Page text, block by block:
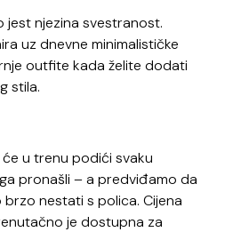
njezina svestranost.
uz dnevne minimalističke
outfite kada želite dodati
stila.
u trenu podići svaku
pronašli – a predviđamo da
nestati s polica. Cijena
je dostupna za